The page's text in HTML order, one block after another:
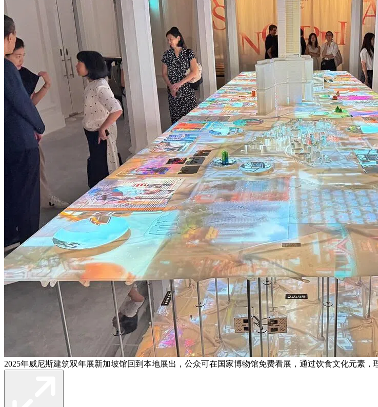
2025年威尼斯建筑双年展新加坡馆回到本地展出，公众可在国家博物馆免费看展，通过饮食文化元素，